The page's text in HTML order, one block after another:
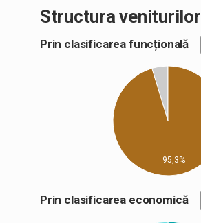
Structura veniturilor
Prin clasificarea funcțională
95,3%
Prin clasificarea economică